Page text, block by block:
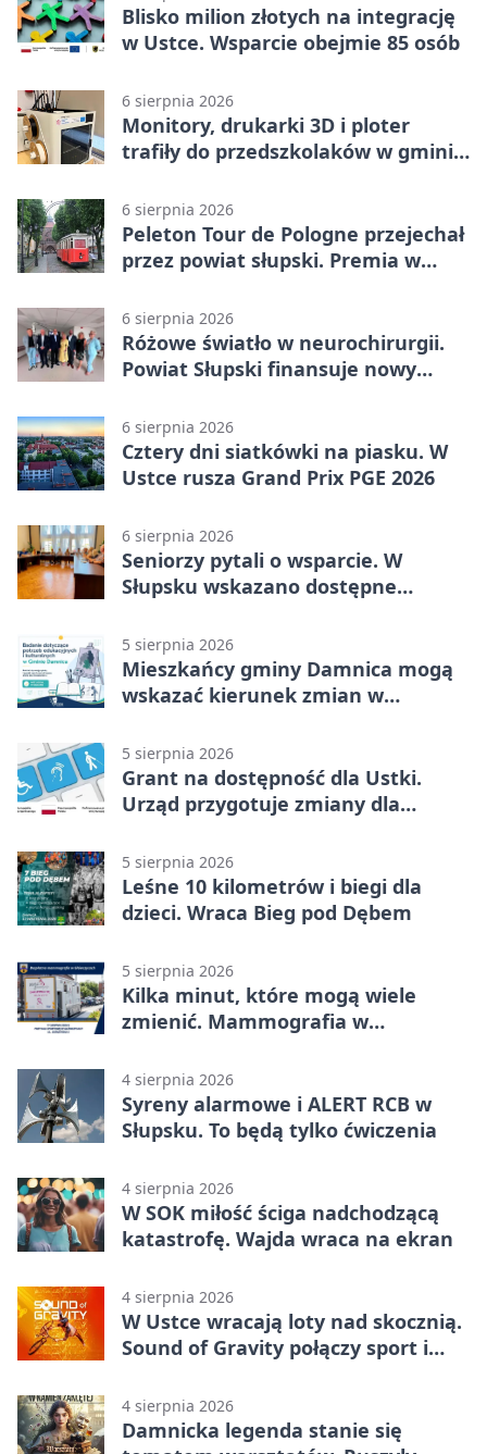
Blisko milion złotych na integrację
w Ustce. Wsparcie obejmie 85 osób
6 sierpnia 2026
Monitory, drukarki 3D i ploter
trafiły do przedszkolaków w gminie
6 sierpnia 2026
Peleton Tour de Pologne przejechał
przez powiat słupski. Premia w
6 sierpnia 2026
Różowe światło w neurochirurgii.
Powiat Słupski finansuje nowy
6 sierpnia 2026
Cztery dni siatkówki na piasku. W
Ustce rusza Grand Prix PGE 2026
6 sierpnia 2026
Seniorzy pytali o wsparcie. W
Słupsku wskazano dostępne
5 sierpnia 2026
Mieszkańcy gminy Damnica mogą
wskazać kierunek zmian w
5 sierpnia 2026
Grant na dostępność dla Ustki.
Urząd przygotuje zmiany dla
5 sierpnia 2026
Leśne 10 kilometrów i biegi dla
dzieci. Wraca Bieg pod Dębem
5 sierpnia 2026
Kilka minut, które mogą wiele
zmienić. Mammografia w
4 sierpnia 2026
Syreny alarmowe i ALERT RCB w
Słupsku. To będą tylko ćwiczenia
4 sierpnia 2026
W SOK miłość ściga nadchodzącą
katastrofę. Wajda wraca na ekran
4 sierpnia 2026
W Ustce wracają loty nad skocznią.
Sound of Gravity połączy sport i
4 sierpnia 2026
Damnicka legenda stanie się